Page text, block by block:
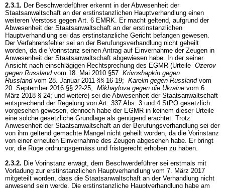
2.3.1. Der Beschwerdeführer erkennt in der Abwesenheit der
Staatsanwaltschaft an der erstinstanzlichen Hauptverhandlung einen
weiteren Verstoss gegen Art. 6 EMRK. Er macht geltend, aufgrund der
Abwesenheit der Staatsanwaltschaft an der erstinstanzlichen
Hauptverhandlung sei das erstinstanzliche Gericht befangen gewesen.
Der Verfahrensfehler sei an der Berufungsverhandlung nicht geheilt
worden, da die Vorinstanz seinen Antrag auf Einvernahme der Zeugen in
Anwesenheit der Staatsanwaltschaft abgewiesen habe. In der seiner
Ansicht nach einschlägigen Rechtsprechung des EGMR (Urteile Ozerov
gegen Russlandvom 18. Mai 2010 §57 Krivoshapkin gegen
Russlandvom 28. Januar 2011 §§ 16-19; Karelin gegen Russlandvom
20. September 2016 §§ 22-25; Mikhaylova gegen die Ukraine vom 6.
März 2018 § 24; und weitere) sei die Abwesenheit der Staatsanwaltschaft
entsprechend der Regelung von Art. 337 Abs. 3 und 4 StPO gesetzlich
vorgesehen gewesen, dennoch habe der EGMR in keinem dieser Urteile
eine solche gesetzliche Grundlage als genügend erachtet. Trotz
Anwesenheit der Staatsanwaltschaft an der Berufungsverhandlung sei der
von ihm geltend gemachte Mangel nicht geheilt worden, da die Vorinstanz
von einer erneuten Einvernahme des Zeugen abgesehen habe. Er bringt
vor, die Rüge ordnungsgemäss und fristgerecht erhoben zu haben.
2.3.2. Die Vorinstanz erwägt, dem Beschwerdeführer sei erstmals mit
Vorladung zur erstinstanzlichen Hauptverhandlung vom 7. März 2017
mitgeteilt worden, dass die Staatsanwaltschaft an der Verhandlung nicht
anwesend sein werde. Die erstinstanzliche Hauptverhandlung habe am